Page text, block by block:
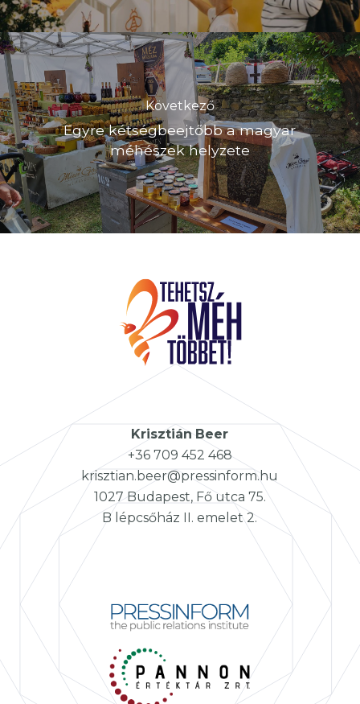
Következő
Egyre kétségbeejtőbb a magyar
méhészek helyzete
Krisztián Beer
+36 709 452 468
krisztian.beer@pressinform.hu
1027 Budapest, Fő utca 75.
B lépcsőház II. emelet 2.